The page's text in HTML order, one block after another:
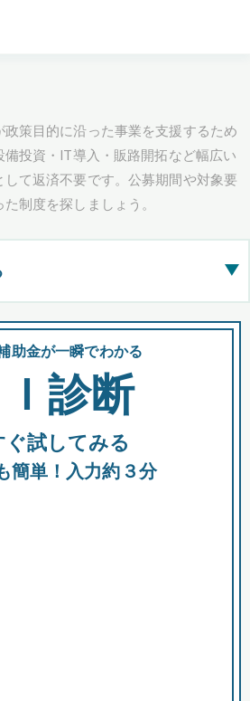
策目的に沿った事業を支援するため
投資・IT導入・販路開拓など幅広い
て返済不要です。公募期間や対象要
制度を探しましょう。
▶
含めて表示
融資 出資
助金が一瞬でわかる
Ｉ診断
ぐ試してみる
簡単！入力約３分